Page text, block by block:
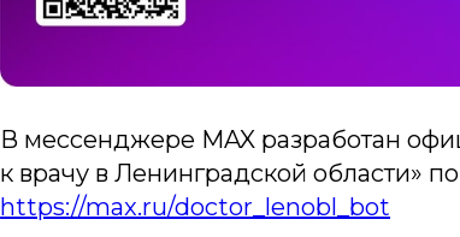
В мессенджере MAX разработан
к врачу в Ленинградской области»
https://max.ru/doctor_lenobl_bot